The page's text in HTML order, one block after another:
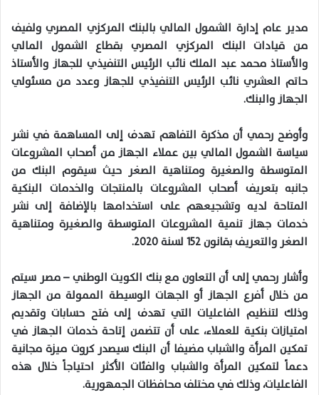
مدير عام إدارة الشمول المالي بالبنك المركزي المصري ولفيف
من قيادات البنك المركزي المصري بقطاع الشمول المالي
والأستاذ محمد عبد الملك نائب الرئيس التنفيذي للجهاز والأستاذ
حاتم العشري نائب الرئيس التنفيذي للجهاز وعدد من مسئولي
الجهاز والبنك.
وأوضح رحمي أن مذكرة التفاهم تهدف إلى المساهمة في نشر
سياسة الشمول المالي بين عملاء الجهاز من أصحاب المشروعات
المتوسطة والصغيرة ومتناهية الصغر حيث سيقوم البنك من
جانبه بتعريف أصحاب المشروعات بالمنتجات والخدمات البنكية
المتاحة لديه وتشجيعهم على استخدامها بالإضافة إلى نشر
خدمات جهاز تنمية المشروعات المتوسطة والصغيرة ومتناهية
الصغر والتعريف بقانون 152 لسنة 2020.
وأشار رحمي إلى أن التعاون مع بنك الكويت الوطني – مصر سيتم
من خلال أفرع الجهاز أو الجهات الوسيطة الممولة من الجهاز
وذلك لتنظيم الفاعليات التي تهدف إلى فتح حسابات وتقديم
امتيازات بنكية للعملاء، على أن تتضمن إتاحة خدمات الجهاز في
تمكين المرأة والشباب مضيفا أن البنك سيصدر كروت ميزة مجانية
دعماً لتمكين المرأة والشباب والفئات الأكثر احتياجاً خلال هذه
الفاعليات، وذلك في مختلف محافظات الجمهورية.